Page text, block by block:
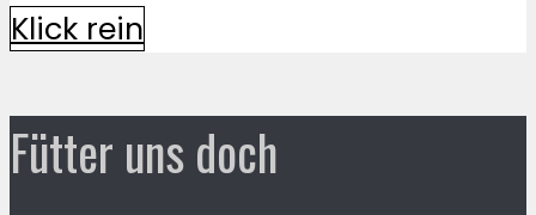
Klick rein
Fütter uns doch